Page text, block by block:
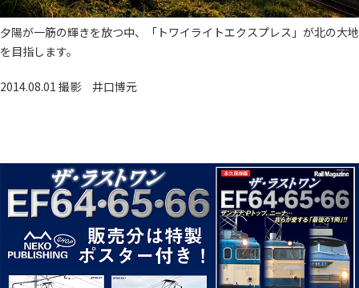
夕陽が一筋の輝きを放つ中、「トワイライトエクスプレス」が北の大地
を目指します。
2014.08.01 撮影 井口博元